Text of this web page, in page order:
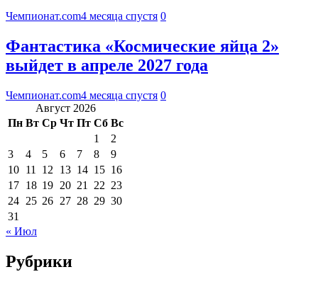
Чемпионат.com4 месяца спустя 0
Фантастика «Космические яйца 2»
выйдет в апреле 2027 года
Чемпионат.com4 месяца спустя 0
Август 2026
Пн Вт Ср Чт Пт Сб Вс
1
2
3
4 5 6 7 8
9
10 11 12 13 14 15 16
17 18 19 20 21 22 23
24 25 26 27 28 29 30
31
« Июл
Рубрики